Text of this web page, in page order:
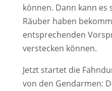
können. Dann kann es
Räuber haben
entsprechenden
verstecken können.
Jetzt startet die
von den Gendarmen: